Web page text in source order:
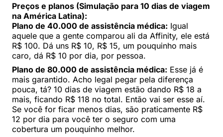
Preços e planos (Simulação para 10 dias de viagem
na América Latina):
Plano de 40.000 de assistência médica: Igual
aquele que a gente comparou ali da Affinity, ele está
R$ 100. Dá uns R$ 10, R$ 15, um pouquinho mais
caro, dá R$ 10 por dia, por pessoa.
Plano de 80.000 de assistência médica: Esse já é
mais garantido. Acho legal pegar pela diferença
pouca, tá? 10 dias de viagem estão dando R$ 18 a
mais, ficando R$ 118 no total. Então vai ser esse aí.
Se você for ficar menos dias, são praticamente R$
12 por dia para você ter o seguro com uma
cobertura um pouquinho melhor.